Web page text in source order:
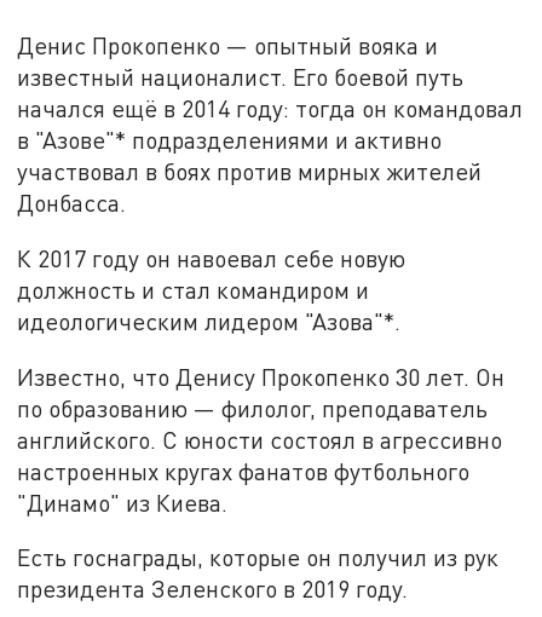
Денис Прокопенко — опытный вояка и
известный националист. Его боевой путь
начался ещё в 2014 году: тогда он командовал
в "Азове"* подразделениями и активно
участвовал в боях против мирных жителей
Донбасса.
К 2017 году он навоевал себе новую
должность и стал командиром и
идеологическим лидером "Азова"*.
Известно, что Денису Прокопенко 30 лет. Он
по образованию — филолог, преподаватель
английского. С юности состоял в агрессивно
настроенных кругах фанатов футбольного
"Динамо" из Киева.
Есть госнаграды, которые он получил из рук
президента Зеленского в 2019 году.